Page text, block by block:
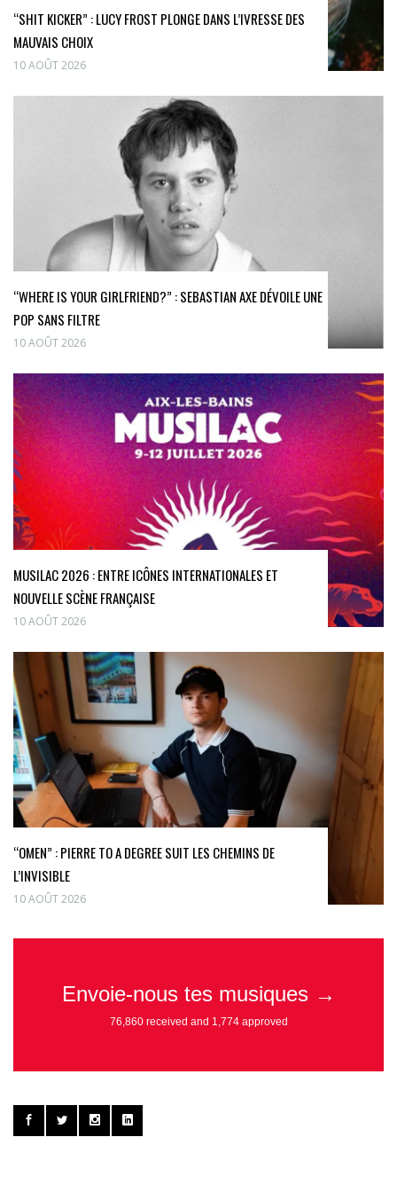
“SHIT KICKER” : LUCY FROST PLONGE DANS L’IVRESSE DES
MAUVAIS CHOIX
10 AOÛT 2026
“WHERE IS YOUR GIRLFRIEND?” : SEBASTIAN AXE DÉVOILE UNE
POP SANS FILTRE
10 AOÛT 2026
MUSILAC 2026 : ENTRE ICÔNES INTERNATIONALES ET
NOUVELLE SCÈNE FRANÇAISE
10 AOÛT 2026
“OMEN” : PIERRE TO A DEGREE SUIT LES CHEMINS DE
L’INVISIBLE
10 AOÛT 2026